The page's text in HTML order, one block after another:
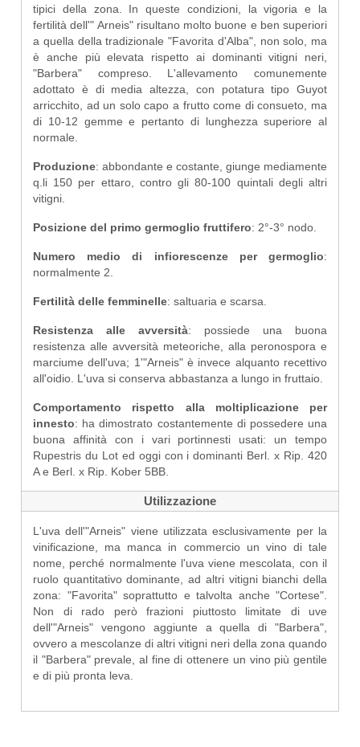
tipici della zona. In queste condizioni, la vigoria e la
fertilità dell'" Arneis" risultano molto buone e ben superiori
a quella della tradizionale "Favorita d'Alba", non solo, ma
è anche più elevata rispetto ai dominanti vitigni neri,
"Barbera" compreso. L'allevamento comunemente
adottato è di media altezza, con potatura tipo Guyot
arricchito, ad un solo capo a frutto come di consueto, ma
di 10-12 gemme e pertanto di lunghezza superiore al
normale.
Produzione: abbondante e costante, giunge mediamente
q.li 150 per ettaro, contro gli 80-100 quintali degli altri
vitigni.
Posizione del primo germoglio fruttifero: 2°-3° nodo.
Numero medio di infiorescenze per germoglio:
normalmente 2.
Fertilità delle femminelle: saltuaria e scarsa.
Resistenza alle avversità: possiede una buona
resistenza alle avversità meteoriche, alla peronospora e
marciume dell'uva; 1'"Arneis" è invece alquanto recettivo
all'oidio. L'uva si conserva abbastanza a lungo in fruttaio.
Comportamento rispetto alla moltiplicazione per
innesto: ha dimostrato costantemente di possedere una
buona affinità con i vari portinnesti usati: un tempo
Rupestris du Lot ed oggi con i dominanti Berl. x Rip. 420
A e Berl. x Rip. Kober 5BB.
Utilizzazione
L'uva dell'"Arneis" viene utilizzata esclusivamente per la
vinificazione, ma manca in commercio un vino di tale
nome, perché normalmente l'uva viene mescolata, con il
ruolo quantitativo dominante, ad altri vitigni bianchi della
zona: "Favorita" soprattutto e talvolta anche "Cortese".
Non di rado però frazioni piuttosto limitate di uve
dell'"Arneis" vengono aggiunte a quella di "Barbera",
ovvero a mescolanze di altri vitigni neri della zona quando
il "Barbera" prevale, al fine di ottenere un vino più gentile
e di più pronta leva.